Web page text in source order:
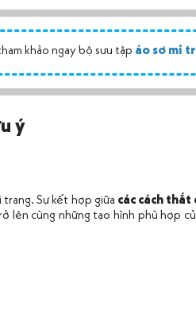
khảo ngay bộ sưu tập áo sơ mi
ý
Sự kết hợp giữa các cách
lên cùng những tạo hình phù hợp